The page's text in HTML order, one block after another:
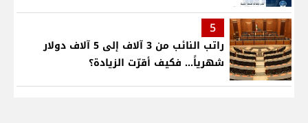
5
راتب النائب من 3 آلاف إلى 5 آلاف دولار
شهرياً... فكيف أقرّت الزيادة؟